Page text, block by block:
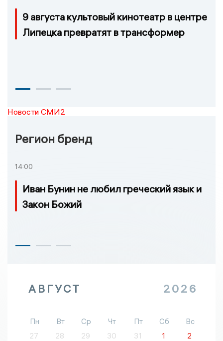
9 августа культовый кинотеатр в центре
Липецка превратят в трансформер
Новости СМИ2
Регион бренд
14:00
Иван Бунин не любил греческий язык и
Закон Божий
АВГУСТ 2026
Пн Вт Ср Чт Пт Сб
Вс
27
28 29 30 31 1
2